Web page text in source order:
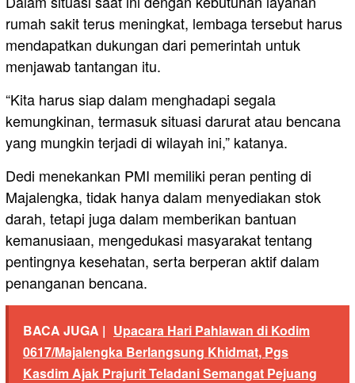
rumah sakit terus meningkat, lembaga tersebut harus
mendapatkan dukungan dari pemerintah untuk
menjawab tantangan itu.
“Kita harus siap dalam menghadapi segala
kemungkinan, termasuk situasi darurat atau bencana
yang mungkin terjadi di wilayah ini,” katanya.
Dedi menekankan PMI memiliki peran penting di
Majalengka, tidak hanya dalam menyediakan stok
darah, tetapi juga dalam memberikan bantuan
kemanusiaan, mengedukasi masyarakat tentang
pentingnya kesehatan, serta berperan aktif dalam
penanganan bencana.
BACA JUGA | Upacara Hari Pahlawan di Kodim
0617/Majalengka Berlangsung Khidmat, Pgs
Kasdim Ajak Prajurit Teladani Semangat Pejuang